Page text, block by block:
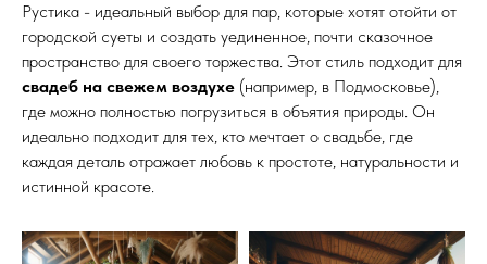
Рустика - идеальный выбор для пар, которые хотят отойти от
городской суеты и создать уединенное, почти сказочное
пространство для своего торжества. Этот стиль подходит для
свадеб на свежем воздухе (например, в Подмосковье),
где можно полностью погрузиться в объятия природы. Он
идеально подходит для тех, кто мечтает о свадьбе, где
каждая деталь отражает любовь к простоте, натуральности и
истинной красоте.